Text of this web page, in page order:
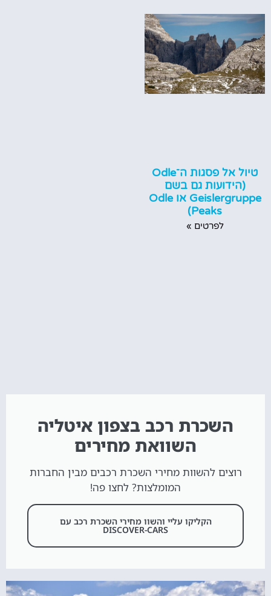
טיול אל פסגות ה־Odle
(הידועות גם בשם
Geislergruppe או Odle
Peaks)
לפרטים »
השכרת רכב בצפון איטליה
השוואת מחירים
רוצים להשוות מחירי השכרת רכבים מבין החברות
המומלצות? לחצו פה!
הקליקו עליי והשוו מחירי השכרת רכב עם
DISCOVER-CARS